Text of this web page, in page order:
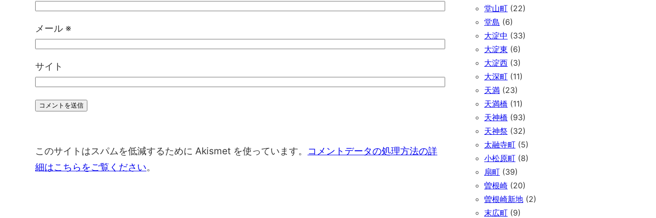
メール ※
サイト
このサイトはスパムを低減するために Akismet を使っています。
コメントデータの処理方法の詳
細はこちらをご覧ください。
堂山町 (22)
堂島 (6)
大淀中 (33)
大淀東 (6)
大淀西 (3)
大深町 (11)
天満 (23)
天満橋 (11)
天神橋 (93)
天神祭 (32)
太融寺町 (5)
小松原町 (8)
扇町 (39)
曽根崎 (20)
曽根崎新地 (2)
末広町 (9)